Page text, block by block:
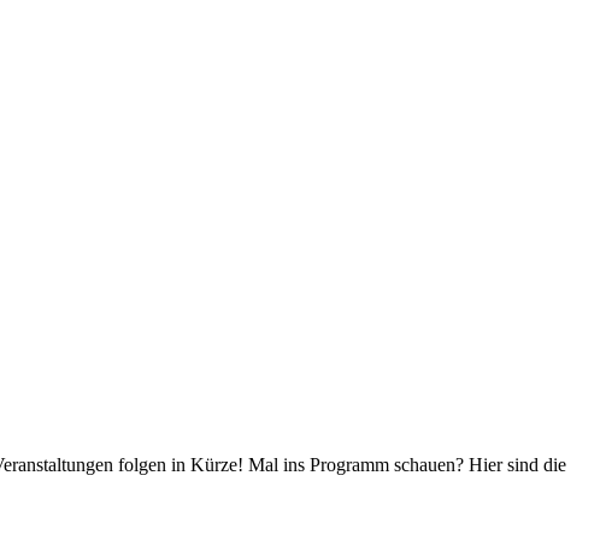
folgen in Kürze! Mal ins Programm schauen? Hier sind die